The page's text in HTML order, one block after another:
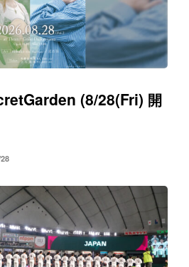
(8/28(Fri) 開